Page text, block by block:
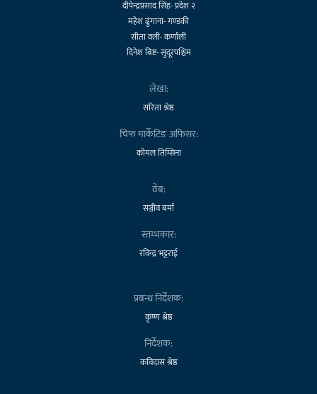
दीपेन्द्रप्रसाद सिंह- प्रदेश २
महेश ढुंगाना- गण्डकी
सीता वली- कर्णाली
दिनेश बिष्ट- सुदूरपश्चिम
लेखा:
सरिता श्रेष्ठ
चिफ मार्केटिङ अफिसर:
कोमल तिम्सिना
वेब:
सञ्जीव बर्मा
स्तम्भकार:
रविन्द्र भट्टराई
प्रबन्ध निर्देशक:
कृष्ण श्रेष्ठ
निर्देशक:
कविदास श्रेष्ठ